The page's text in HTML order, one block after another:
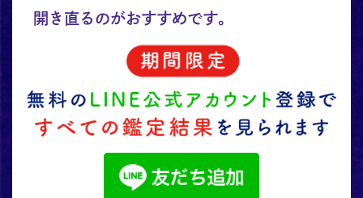
開き直るのがおすすめです。